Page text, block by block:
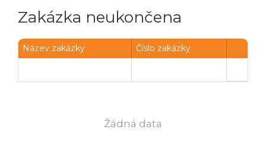
Zakázka neukončena
Název zakázky Číslo zakázky
Žádná data